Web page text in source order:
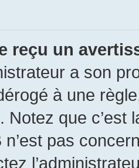
reçu un
a son
à une
Notez que c’est
pas